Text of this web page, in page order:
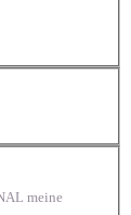
meine